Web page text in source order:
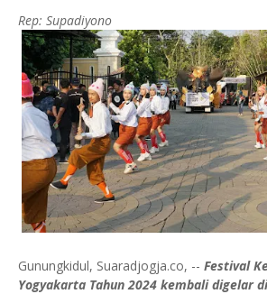
Rep: Supadiyono
Gunungkidul, Suaradjogja.co, -- Festival
Yogyakarta Tahun 2024 kembali digelar